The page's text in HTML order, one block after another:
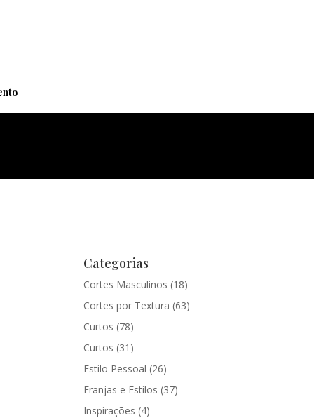
Categorias
Cortes Masculinos (18)
Cortes por Textura (63)
Curtos (78)
Curtos (31)
Estilo Pessoal (26)
Franjas e Estilos (37)
Inspirações (4)